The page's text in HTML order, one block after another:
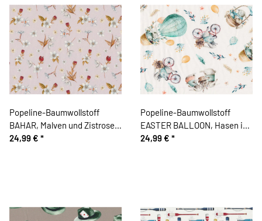
Popeline-Baumwollstoff
BAHAR, Malven und Zistrosen,
helllila
24,99 € *
Popeline-Baumwollstoff
EASTER BALLOON, Hasen in
Heißluftballons
24,99 € *